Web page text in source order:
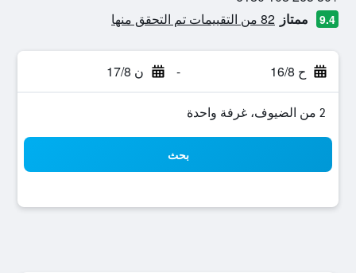
9.4 ممتاز 82 من التقييمات تم التحقق منها
ح 16/8 - ن 17/8
2 من الضيوف، غرفة واحدة
بحث